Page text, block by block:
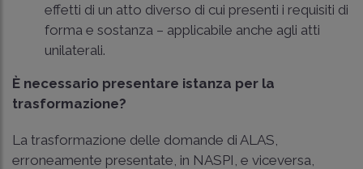
effetti di un atto diverso di cui presenti i requisiti di
forma e sostanza – applicabile anche agli atti
unilaterali.
È necessario presentare istanza per la
trasformazione?
La trasformazione delle domande di ALAS,
erroneamente presentate, in NASPI, e viceversa,